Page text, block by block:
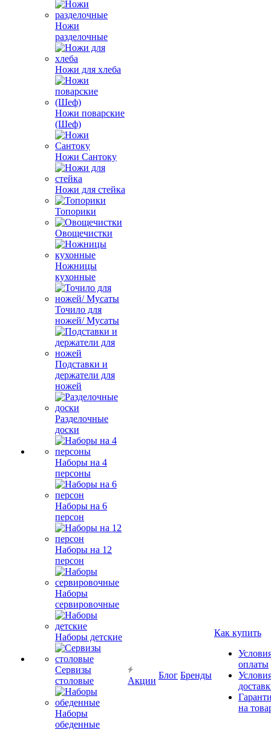
Ножи
разделочные
Ножи для хлеба
Ножи поварские
(Шеф)
Ножи Сантоку
Ножи для стейка
Топорики
Овощечистки
Ножницы
кухонные
Точило для
ножей/ Мусаты
Подставки и
держатели для
ножей
Разделочные
доски
Наборы на 4
персоны
Наборы на 6
персон
Наборы на 12
персон
Наборы
сервировочные
Наборы детские
Сервизы
столовые
Наборы
обеденные
Акции
Блог Бренды
Как купить
оплаты
на